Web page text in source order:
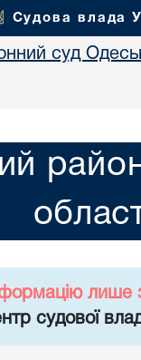
Судова влада
суд
лише
судової